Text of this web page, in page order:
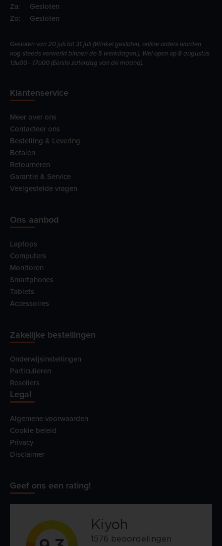
Za:
Gesloten
Zo:
Gesloten
Gesloten van 20 juli tot 31 juli (Winkel gesloten, online orders worden
nog steeds verwerkt binnen de 5 werkdagen.), Wel open op 8 augustus
13u00 - 17u00 (Eerste zaterdag van de maand).
Klantenservice
Meer over ons
Contacteer ons
Bestelling & Levering
Betalen
Retourneren
Garantie & Service
Veelgestelde vragen
Ons aanbod
Laptops
Computers
Monitoren
Smartphones
Tablets
Accessoires
Zakelijke bestellingen
Onderwijsinstellingen
Particulieren
Resellers
Legal
Algemene voorwaarden
Cookie beleid
Privacy
Disclaimer
Geef ons een rating!